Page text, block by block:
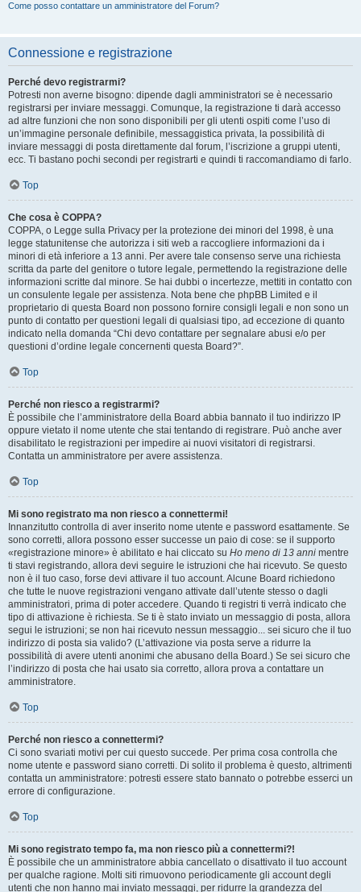
Come posso contattare un amministratore del Forum?
Connessione e registrazione
Perché devo registrarmi?
Potresti non averne bisogno: dipende dagli amministratori se è necessario
registrarsi per inviare messaggi. Comunque, la registrazione ti darà accesso
ad altre funzioni che non sono disponibili per gli utenti ospiti come l’uso di
un’immagine personale definibile, messaggistica privata, la possibilità di
inviare messaggi di posta direttamente dal forum, l’iscrizione a gruppi utenti,
ecc. Ti bastano pochi secondi per registrarti e quindi ti raccomandiamo di farlo.
Top
Che cosa è COPPA?
COPPA, o Legge sulla Privacy per la protezione dei minori del 1998, è una
legge statunitense che autorizza i siti web a raccogliere informazioni da i
minori di età inferiore a 13 anni. Per avere tale consenso serve una richiesta
scritta da parte del genitore o tutore legale, permettendo la registrazione delle
informazioni scritte dal minore. Se hai dubbi o incertezze, mettiti in contatto con
un consulente legale per assistenza. Nota bene che phpBB Limited e il
proprietario di questa Board non possono fornire consigli legali e non sono un
punto di contatto per questioni legali di qualsiasi tipo, ad eccezione di quanto
indicato nella domanda “Chi devo contattare per segnalare abusi e/o per
questioni d’ordine legale concernenti questa Board?”.
Top
Perché non riesco a registrarmi?
È possibile che l’amministratore della Board abbia bannato il tuo indirizzo IP
oppure vietato il nome utente che stai tentando di registrare. Può anche aver
disabilitato le registrazioni per impedire ai nuovi visitatori di registrarsi.
Contatta un amministratore per avere assistenza.
Top
Mi sono registrato ma non riesco a connettermi!
Innanzitutto controlla di aver inserito nome utente e password esattamente. Se
sono corretti, allora possono esser successe un paio di cose: se il supporto
«registrazione minore» è abilitato e hai cliccato su Ho meno di 13 anni mentre
ti stavi registrando, allora devi seguire le istruzioni che hai ricevuto. Se questo
non è il tuo caso, forse devi attivare il tuo account. Alcune Board richiedono
che tutte le nuove registrazioni vengano attivate dall’utente stesso o dagli
amministratori, prima di poter accedere. Quando ti registri ti verrà indicato che
tipo di attivazione è richiesta. Se ti è stato inviato un messaggio di posta, allora
segui le istruzioni; se non hai ricevuto nessun messaggio... sei sicuro che il tuo
indirizzo di posta sia valido? (L’attivazione via posta serve a ridurre la
possibilità di avere utenti anonimi che abusano della Board.) Se sei sicuro che
l’indirizzo di posta che hai usato sia corretto, allora prova a contattare un
amministratore.
Top
Perché non riesco a connettermi?
Ci sono svariati motivi per cui questo succede. Per prima cosa controlla che
nome utente e password siano corretti. Di solito il problema è questo, altrimenti
contatta un amministratore: potresti essere stato bannato o potrebbe esserci un
errore di configurazione.
Top
Mi sono registrato tempo fa, ma non riesco più a connettermi?!
È possibile che un amministratore abbia cancellato o disattivato il tuo account
per qualche ragione. Molti siti rimuovono periodicamente gli account degli
utenti che non hanno mai inviato messaggi, per ridurre la grandezza del